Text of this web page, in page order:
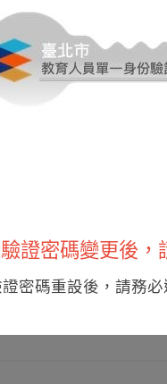
證密碼變更後
密碼重設後，請務必